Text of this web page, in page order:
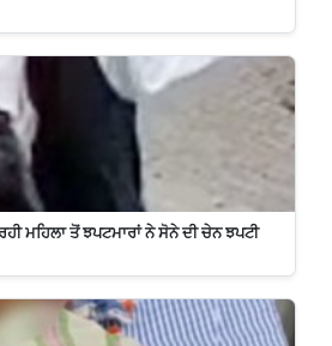
ਮਹਿਲਾ ਤੋਂ ਝਪਟਮਾਰਾਂ ਨੇ ਸੋਨੇ ਦੀ ਚੇਨ ਝਪਟੀ